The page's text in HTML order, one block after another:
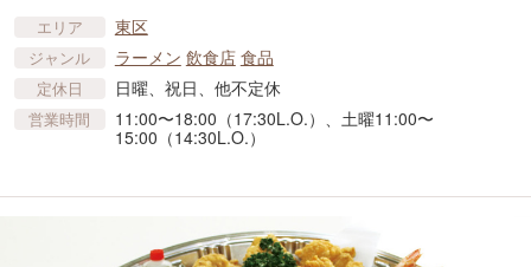
エリア 東区
ジャンル ラーメン 飲食店 食品
定休日 日曜、祝日、他不定休
営業時間
11:00〜18:00（17:30L.O.）、土曜11:00〜
15:00（14:30L.O.）